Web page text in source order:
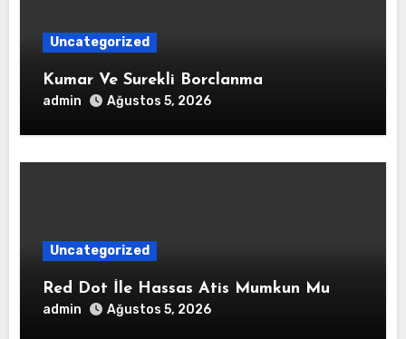
Uncategorized
Kumar Ve Surekli Borclanma
admin Ağustos 5, 2026
Uncategorized
Red Dot İle Hassas Atis Mumkun Mu
admin Ağustos 5, 2026